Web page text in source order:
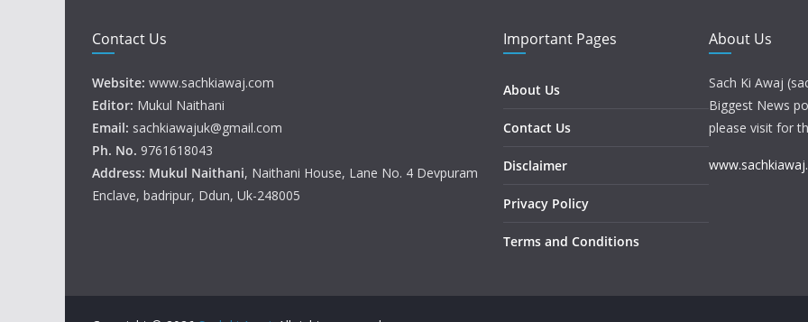
Contact Us
Website: www.sachkiawaj.com
Editor: Mukul Naithani
Email: sachkiawajuk@gmail.com
Ph. No. 9761618043
Address: Mukul Naithani, Naithani House, Lane No. 4 Devpuram
Enclave, badripur, Ddun, Uk-248005
Important Pages
About Us
Contact Us
Disclaimer
Privacy Policy
Terms and Conditions
About Us
Sach Ki Awaj
Biggest News
please visit for